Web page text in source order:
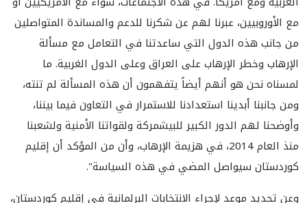
مع الأوروبيين، عبرنا لهم عن شكرنا للدعم والمساندة المتواصلين
من جانب هذه الدول التي ساعدتنا في التعامل مع مسألة
الإرهاب وخطر الإرهاب على العراق وعلى الدول الغربية. ما
لمسناه نحن هو أنهم أيضاً يتفهمون أن هذه المسألة لم تنته،
ومن جانبنا أبدينا استعدادنا للاستمرار في التعاون فيما بيننا،
وأوضحنا لهم الدور الكبير للبيشمركة ولقواتنا الأمنية ولشعبنا
منذ العام 2014، في هزيمة الإرهاب، وأن من المؤكد أن إقليم
كوردستان سيواصل المضي في هذه السياسة".
وعن تحديد موعد لإجراء الانتخابات البرلمانية في إقليم كوردستان،